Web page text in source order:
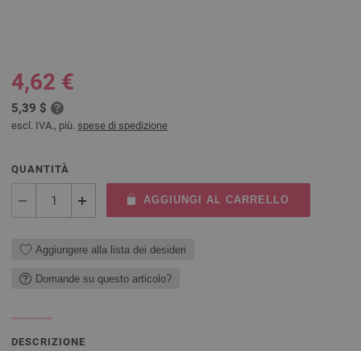
4,62 €
5,39 $
escl. IVA., più. spese di spedizione
QUANTITÀ
AGGIUNGI AL CARRELLO
Aggiungere alla lista dei desideri
Domande su questo articolo?
DESCRIZIONE